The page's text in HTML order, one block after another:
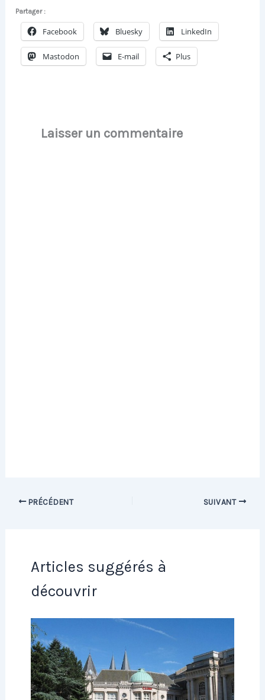
Partager :
Facebook Bluesky LinkedIn
Mastodon E-mail Plus
Laisser un commentaire
PRÉCÉDENT SUIVANT
Articles suggérés à
découvrir